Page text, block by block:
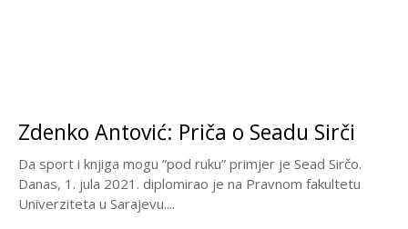
Zdenko Antović: Priča o Seadu Sirči
Da sport i knjiga mogu ”pod ruku” primjer je Sead Sirčo.
Danas, 1. jula 2021. diplomirao je na Pravnom fakultetu
Univerziteta u Sarajevu....